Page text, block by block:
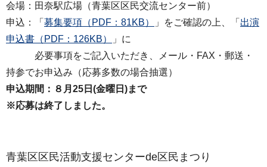
会場：田奈駅広場（青葉区区民交流センター前）
申込：「 募集要項（PDF：81KB） 」をご確認の上、「 出演
申込書（PDF：126KB）
」に
必要事項をご記入いただき、メール・FAX・郵送・
持参でお申込み（応募多数の場合抽選）
申込期間：８月25日(金曜日)まで
※応募は終了しました。
青葉区区民活動支援センターde区民まつり